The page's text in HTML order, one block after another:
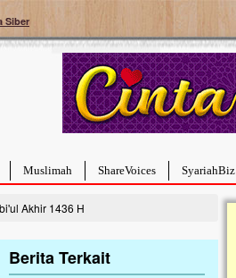
Siber
Muslimah ShareVoices SyariahBiz
Akhir 1436 H
Berita Terkait